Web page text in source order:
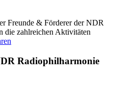
Freunde & Förderer der NDR
die zahlreichen Aktivitäten
Radiophilharmonie